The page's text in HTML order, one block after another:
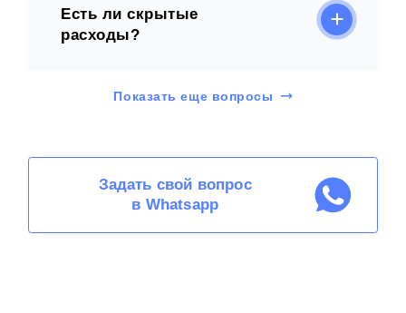
Есть ли скрытые
расходы?
Показать еще вопросы
Задать свой вопрос
в Whatsapp